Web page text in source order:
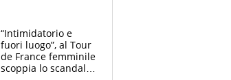
“Intimidatorio e
fuori luogo”, al Tour
de France femminile
scoppia lo scandalo: